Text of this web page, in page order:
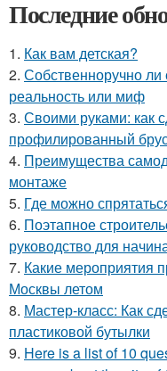
Последние
1. Как вам детская?
2. Собственноручно ли
реальность или миф
3. Своими руками: как
профилированный
4. Преимущества
монтаже
5. Где можно
6. Поэтапное
руководство для
7. Какие мероприятия
Москвы летом
8. Мастер-класс: Как
пластиковой бутылки
9. Here is a list of 10